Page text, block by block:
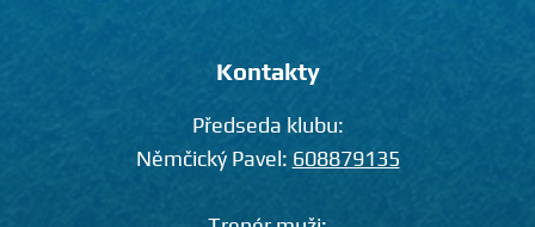
Kontakty
Předseda klubu:
Němčický Pavel: 608879135